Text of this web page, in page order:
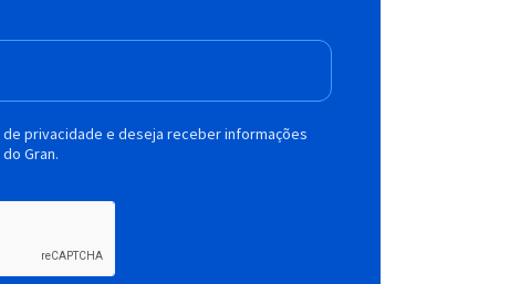
privacidade e deseja receber informações
Gran.